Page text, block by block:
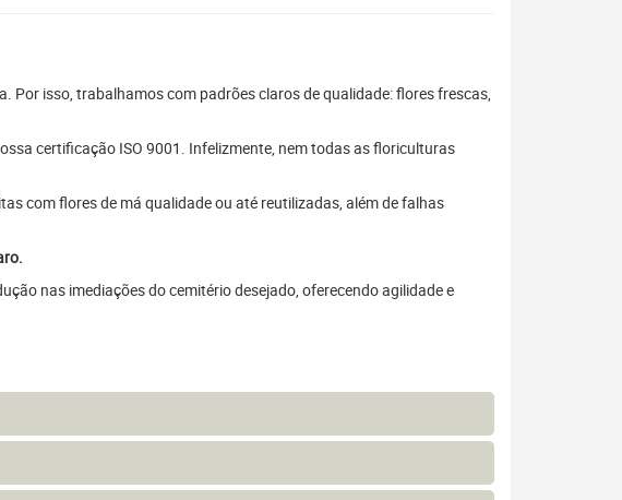
Por isso, trabalhamos com padrões claros de qualidade: flores frescas,
certificação ISO 9001. Infelizmente, nem todas as floriculturas
com flores de má qualidade ou até reutilizadas, além de falhas
nas imediações do cemitério desejado, oferecendo agilidade e